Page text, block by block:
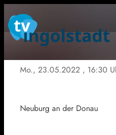
Mo., 23.05.2022 , 16:30
Neuburg an der Donau